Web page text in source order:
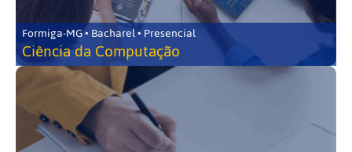
Formiga-MG • Bacharel • Presencial
Ciência da Computação